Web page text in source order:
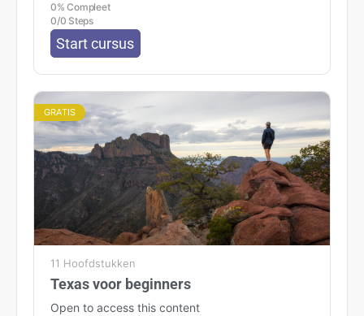
0% Compleet
0/0 Steps
Start cursus
GRATIS
11 Hoofdstukken
Texas voor beginners
Open to access this content